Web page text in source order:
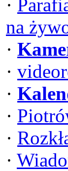
·
na
·
·
·
·
·
·